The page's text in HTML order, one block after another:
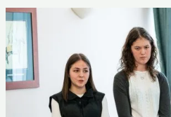
Újabb
regionális
döntő,
újabb
sikeres
bemutatók